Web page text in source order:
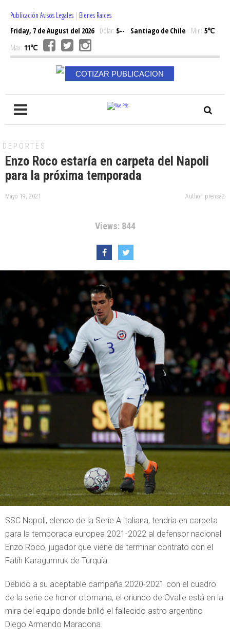
Publicación Avisos Legales | Bienes Raices
Friday, 7 de August del 2026Dólar: $-- Santiago de Chile Min: 5℃
Max: 11℃
COTIZAR PUBLICACION
DEPORTES
Enzo Roco estaría en carpeta del Napoli
para la próxima temporada
Mayo 19, 2021 Author: prensa2
Views: 844
SSC Napoli, elenco de la Serie A italiana, tendría en carpeta
para la temporada europea 2021-2022 al defensor nacional
Enzo Roco, jugador que viene de terminar contrato con el
Fatih Karagumruk de Turquía.
Debido a su aceptable campaña 2020-2021 con el cuadro
de la serie de honor otomana, el oriundo de Ovalle está en la
mira del equipo donde brilló el fallecido astro argentino
Diego Armando Maradona.